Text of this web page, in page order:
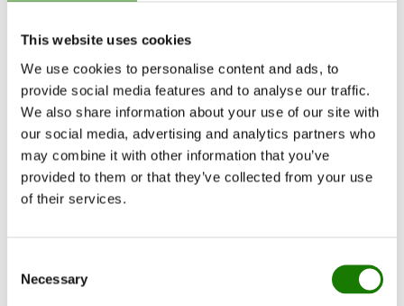
This website uses cookies
We use cookies to personalise content and ads, to
provide social media features and to analyse our traffic.
We also share information about your use of our site with
our social media, advertising and analytics partners who
may combine it with other information that you’ve
provided to them or that they’ve collected from your use
of their services.
Selection
Necessary